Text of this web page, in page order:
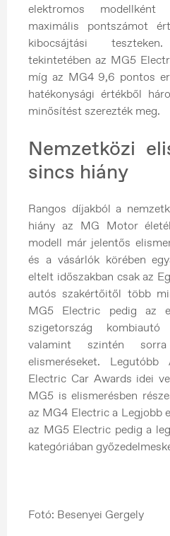
elektromos modellként
maximális pontszámot
kibocsájtási teszteken.
tekintetében az MG5
míg az MG4 9,6 pontos
hatékonysági értékből
minősítést szerezték meg.
Nemzetközi
sincs hiány
Rangos díjakból a
hiány az MG Motor
modell már jelentős
és a vásárlók körében
eltelt időszakban csak az
autós szakértőitől több
MG5 Electric pedig az
szigetország kombiautó
valamint szintén
elismeréseket.
Electric Car Awards idei
MG5 is elismerésben
az MG4 Electric a Legjobb
az MG5 Electric pedig a
kategóriában
Fotó: Besenyei Gergely